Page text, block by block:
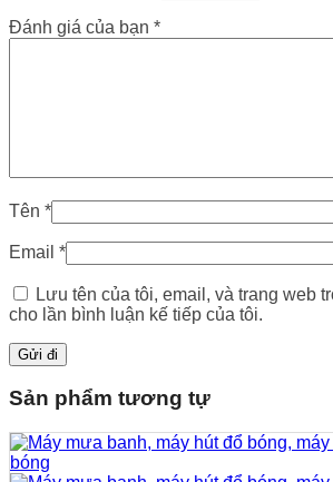
Đánh giá của bạn *
Tên *
Email *
Lưu tên của tôi, email, và trang web
cho lần bình luận kế tiếp của tôi.
Sản phẩm tương tự